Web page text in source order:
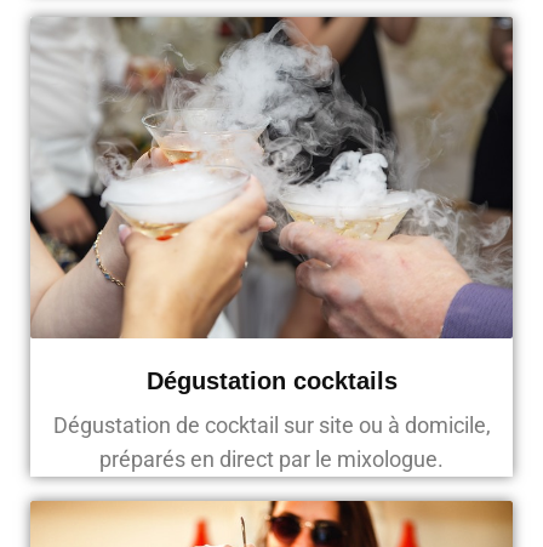
Dégustation cocktails
Dégustation de cocktail sur site ou à domicile,
préparés en direct par le mixologue.